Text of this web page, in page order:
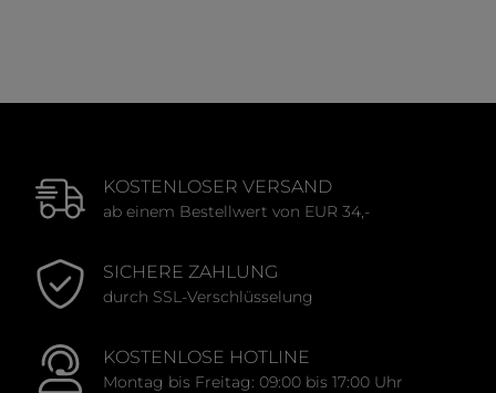
KOSTENLOSER VERSAND
ab einem Bestellwert von EUR 34,-
SICHERE ZAHLUNG
durch SSL-Verschlüsselung
KOSTENLOSE HOTLINE
Montag bis Freitag: 09:00 bis 17:00 Uhr